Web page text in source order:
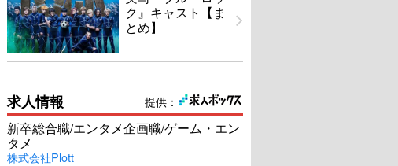
ク』キャスト【ま
とめ】
提供：
求人情報
新卒総合職/エンタメ企画職/ゲーム・エン
タメ
株式会社Plott